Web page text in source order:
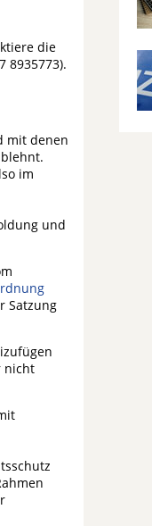
die
8935773).
mit denen
im
und
Satzung
nicht